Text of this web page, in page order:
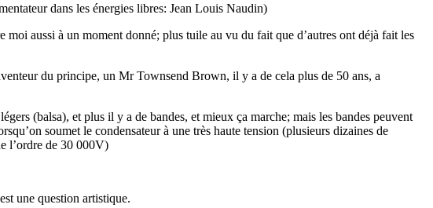
dans les énergies libres: Jean Louis Naudin)
aussi à un moment donné; plus tuile au vu du fait que d’autres ont déjà fait les
du principe, un Mr Townsend Brown, il y a de cela plus de 50 ans, a
(balsa), et plus il y a de bandes, et mieux ça marche; mais les bandes peuvent
soumet le condensateur à une très haute tension (plusieurs dizaines de
l’ordre de 30 000V)
une question artistique.